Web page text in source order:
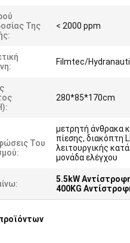
Της
< 2000 ppm
Filmtec/
280*85*170cm
Του
μετρητή άνθρακα
πίεσης, διακόπτη
λειτουργικής
μονάδα ελέγχου
5.5kW
400KG